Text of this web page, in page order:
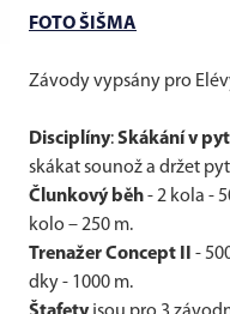
FOTO ŠIŠMA
Závody vypsány pro
Disciplíny:Skákání v
skákat sounož a držet
Člunkový běh- 2 kola -
kolo – 250 m.
Trenažer Concept II
-
dky - 1000 m.